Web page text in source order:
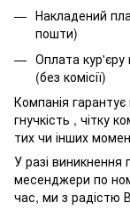
Накладений
пошти)
Оплата кур'єру
(без комісії)
Компанія
гнучкість , чітку
тих чи інших
У разі виникнення
месенджери по
час, ми з радістю